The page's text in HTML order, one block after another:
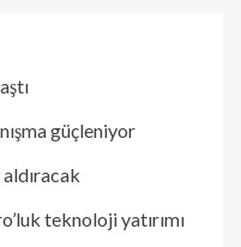
güçleniyor
teknoloji yatırımı